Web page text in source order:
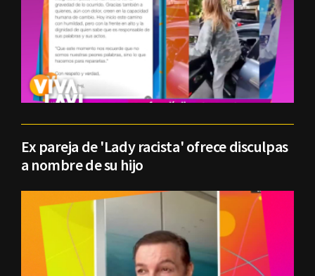
Ex pareja de 'Lady racista' ofrece disculpas
a nombre de su hijo